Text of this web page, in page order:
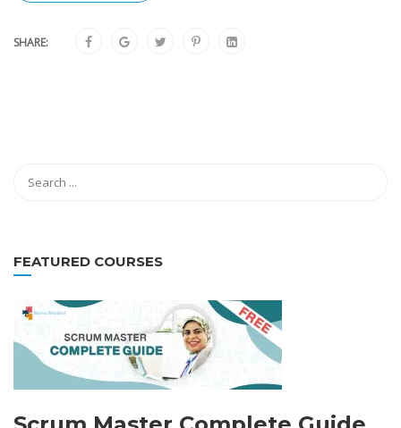
SHARE:
FEATURED COURSES